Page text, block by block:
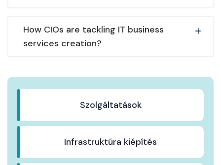
Szolgáltatások
Infrastruktúra kiépítés
How CIOs are tackling IT business
services creation?